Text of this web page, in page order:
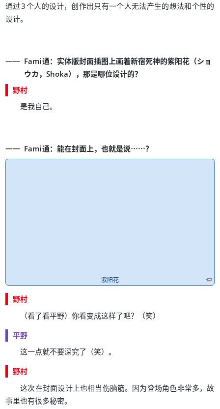
通过3个人的设计，创作出只有一个人无法产生的想法和个性的
设计。
Fami通： 实体版封面插图上画着新宿死神的紫阳花（ショ
ウカ ， Shoka） ， 那是哪位设计的？
野村
是我自己。
Fami通： 能在封面上， 也就是说……？
紫阳花
野村
（看了看平野）你看变成这样了吧？ （笑）
平野
这一点就不要深究了 （笑）。
野村
这次在封面设计上也相当伤脑筋。 因为登场角色非常多，故
事里也有很多秘密。